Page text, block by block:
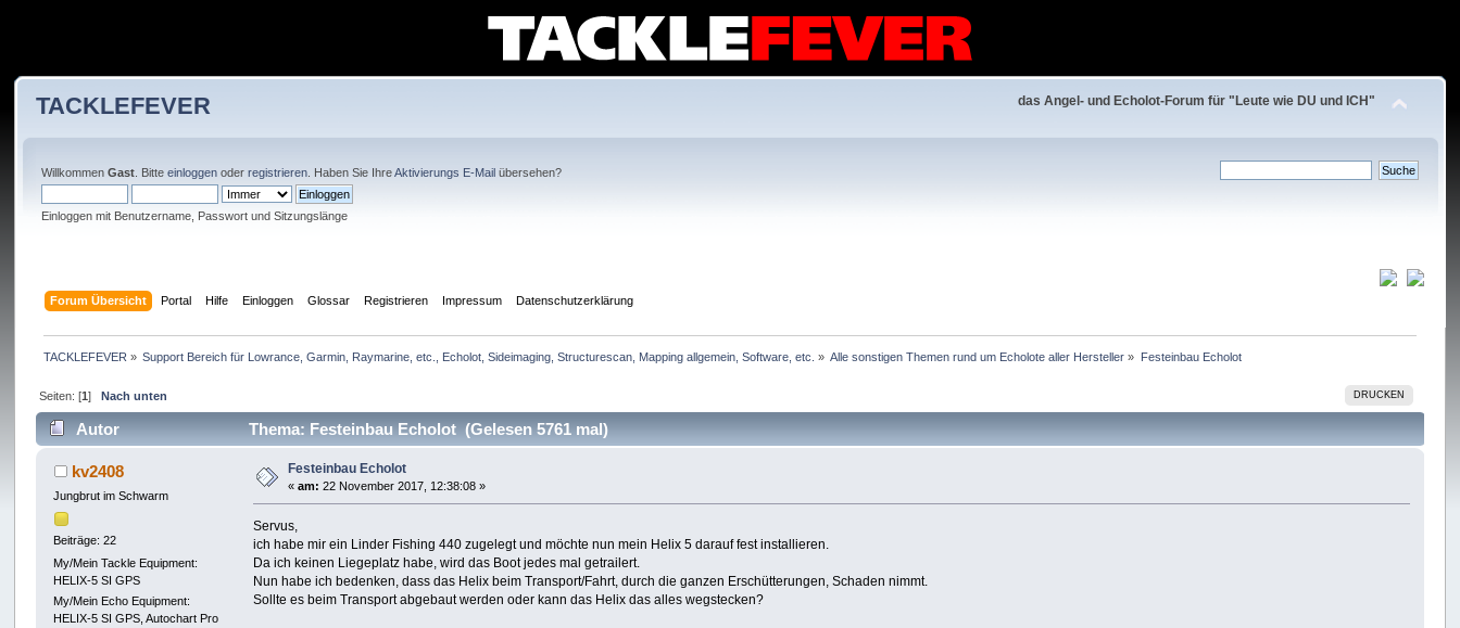
TACKLEFEVER das Angel- und Echolot-Forum für "Leute wie DU und ICH"
WillkommenGast . Bitteeinloggen oderregistrieren . Haben Sie IhreAktivierungs E-Mail übersehen?
Einloggen mit Benutzername, Passwort und Sitzungslänge
Forum Übersicht Portal Hilfe Einloggen Glossar Registrieren Impressum Datenschutzerklärung
TACKLEFEVER » Support Bereich für Lowrance, Garmin, Raymarine, etc., Echolot, Sideimaging, Structurescan, Mapping allgemein, Software, etc. » Alle sonstigen Themen rund um Echolote aller Hersteller » Festeinbau Echolot
DRUCKEN
Seiten: [1] Nach unten
Autor Thema: Festeinbau Echolot (Gelesen 5761 mal)
kv2408
Jungbrut im Schwarm
Beiträge: 22
My/Mein Tackle Equipment:
HELIX-5 SI GPS
My/Mein Echo Equipment:
HELIX-5 SI GPS, Autochart Pro
Festeinbau Echolot
«am: 22 November 2017, 12:38:08 »
Servus,
ich habe mir ein Linder Fishing 440 zugelegt und möchte nun mein Helix 5 darauf fest installieren.
Da ich keinen Liegeplatz habe, wird das Boot jedes mal getrailert.
Nun habe ich bedenken, dass das Helix beim Transport/Fahrt, durch die ganzen Erschütterungen, Schaden nimmt.
Sollte es beim Transport abgebaut werden oder kann das Helix das alles wegstecken?